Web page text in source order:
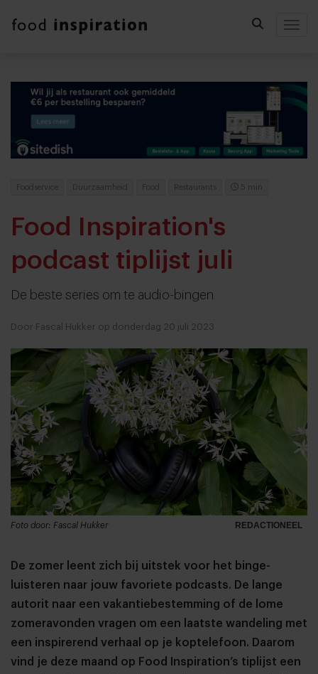
Foodservice Duurzaamheid Food Restaurants 5 min
Food Inspiration's
podcast tiplijst juli
De beste series om te audio-bingen
Door Fascal Hukker op donderdag 20 juli 2023
REDACTIONEEL
Foto door: Fascal Hukker
De zomer leent zich bij uitstek voor het binge-
luisteren naar jouw favoriete podcasts. De lange
autorit naar een vakantiebestemming of de lome
zomeravonden vragen om een laatste wandeling met
een inspirerend verhaal op je koptelefoon. Daarom
vind je deze maand op Food Inspiration’s tiplijst een